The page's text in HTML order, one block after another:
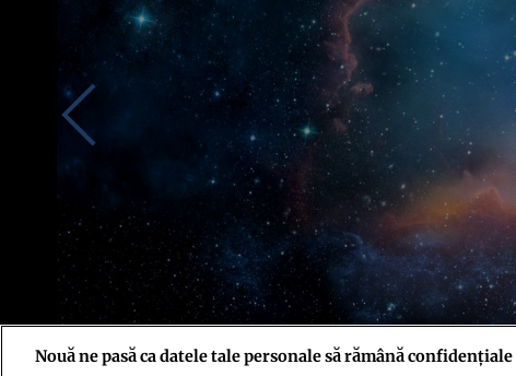
Nouă ne pasă ca datele tale personale să rămână confidențiale